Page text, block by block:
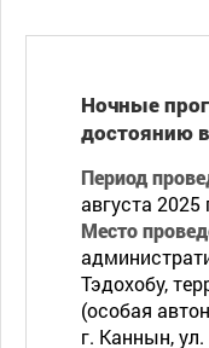
Ночные
достоянию
Период
августа 2025
Место
Тэдохобу,
(особая
г. Каннын,